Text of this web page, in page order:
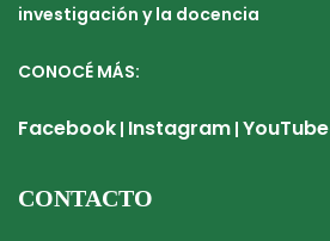
investigación y la docencia
CONOCÉ MÁS:
Facebook | Instagram | YouTube
CONTACTO